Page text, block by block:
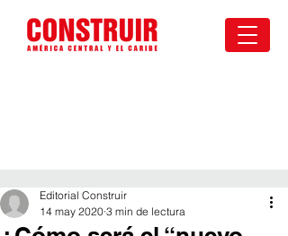
Editorial Construir
14 may 2020 3 min de lectura